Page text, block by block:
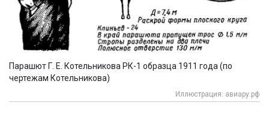
Парашют Г. Е. Котельникова РК-1 образца 1911 года (по
чертежам Котельникова)
Иллюстрация: авиару.рф